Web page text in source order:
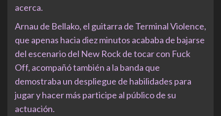
acerca.
Arnau de Bellako, el guitarra de Terminal Violence,
que apenas hacia diez minutos acababa de bajarse
del escenario del New Rock de tocar con Fuck
Off, acompañó también a la banda que
demostraba un despliegue de habilidades para
jugar y hacer más participe al público de su
actuación.